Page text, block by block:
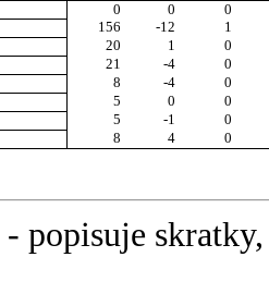
0 0
0
156 -12
1
20 1
0
21 -4
0
8 -4
0
5 0
0
5 -1
0
8 4 0
- popisuje